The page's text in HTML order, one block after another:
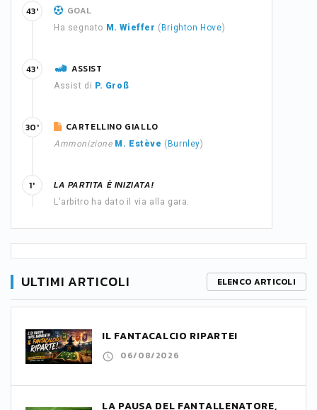
GOAL
Ha segnato M. Wieffer ( Brighton Hove)
43'
ASSIST
Assist di P. Groß
43'
CARTELLINO GIALLO
Ammonizione M. Estève ( Burnley)
30'
LA PARTITA È INIZIATA!
L'arbitro ha dato il via alla gara.
1'
ULTIMI ARTICOLI ELENCO ARTICOLI
IL FANTACALCIO RIPARTE!
06/08/2026
LA PAUSA DEL FANTALLENATORE,